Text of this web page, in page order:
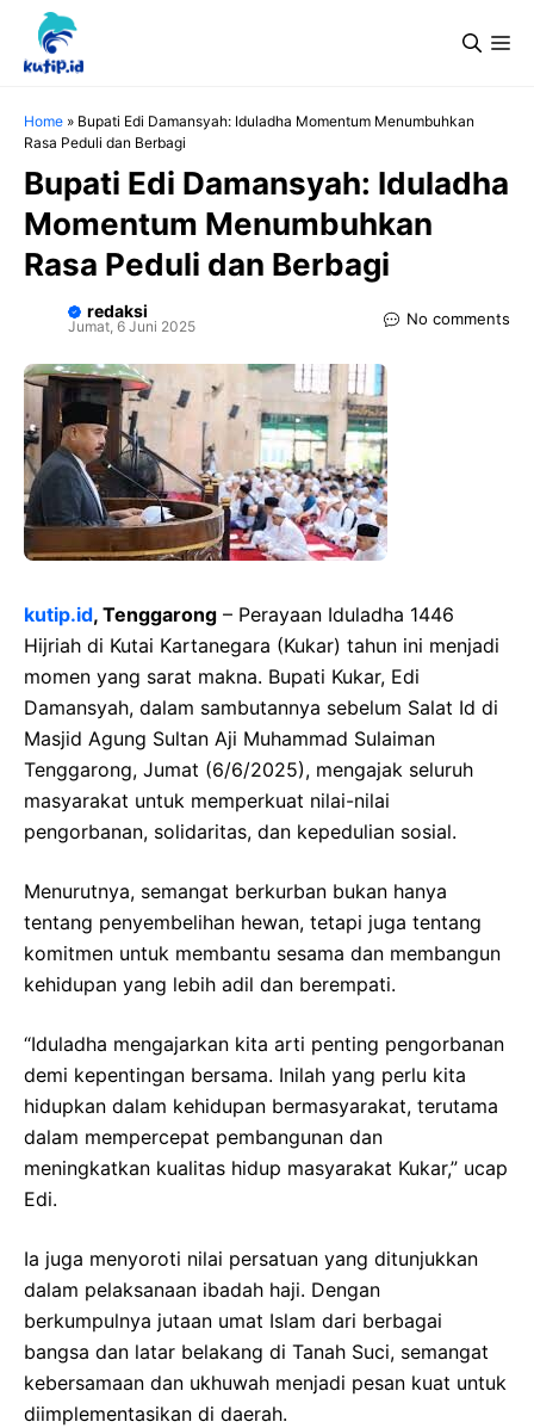
Langsung
Home » Bupati Edi Damansyah: Iduladha Momentum Menumbuhkan
Rasa Peduli dan Berbagi
Bupati Edi Damansyah: Iduladha
Momentum Menumbuhkan
Rasa Peduli dan Berbagi
redaksi
Jumat, 6 Juni 2025 No comments
kutip.id, Tenggarong – Perayaan Iduladha 1446
Hijriah di Kutai Kartanegara (Kukar) tahun ini menjadi
momen yang sarat makna. Bupati Kukar, Edi
Damansyah, dalam sambutannya sebelum Salat Id di
Masjid Agung Sultan Aji Muhammad Sulaiman
Tenggarong, Jumat (6/6/2025), mengajak seluruh
masyarakat untuk memperkuat nilai-nilai
pengorbanan, solidaritas, dan kepedulian sosial.
Menurutnya, semangat berkurban bukan hanya
tentang penyembelihan hewan, tetapi juga tentang
komitmen untuk membantu sesama dan membangun
kehidupan yang lebih adil dan berempati.
“Iduladha mengajarkan kita arti penting pengorbanan
demi kepentingan bersama. Inilah yang perlu kita
hidupkan dalam kehidupan bermasyarakat, terutama
dalam mempercepat pembangunan dan
meningkatkan kualitas hidup masyarakat Kukar,” ucap
Edi.
Ia juga menyoroti nilai persatuan yang ditunjukkan
dalam pelaksanaan ibadah haji. Dengan
berkumpulnya jutaan umat Islam dari berbagai
bangsa dan latar belakang di Tanah Suci, semangat
kebersamaan dan ukhuwah menjadi pesan kuat untuk
diimplementasikan di daerah.